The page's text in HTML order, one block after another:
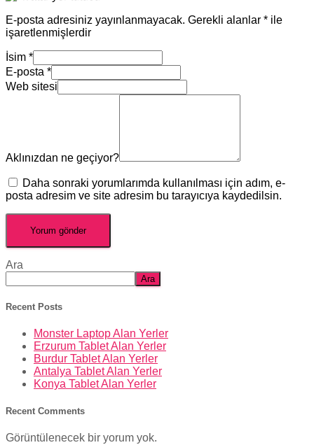
E-posta adresiniz yayınlanmayacak. Gerekli alanlar * ile
işaretlenmişlerdir
İsim *
E-posta *
Web sitesi
Aklınızdan ne geçiyor?
Daha sonraki yorumlarımda kullanılması için adım, e-
posta adresim ve site adresim bu tarayıcıya kaydedilsin.
Ara
Ara
Recent Posts
Monster Laptop Alan Yerler
Erzurum Tablet Alan Yerler
Burdur Tablet Alan Yerler
Antalya Tablet Alan Yerler
Konya Tablet Alan Yerler
Recent Comments
Görüntülenecek bir yorum yok.